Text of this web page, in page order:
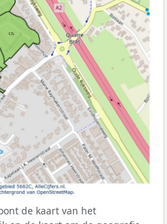
de kaart van het